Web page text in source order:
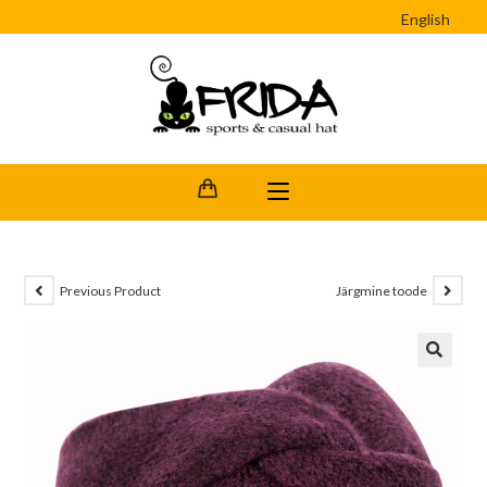
English
Previous Product Järgmine toode